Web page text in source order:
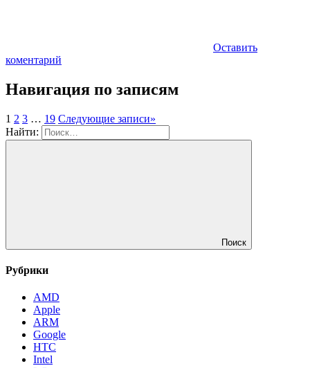
Оставить
коментарий
Навигация по записям
1 2 3 … 19 Следующие записи»
Найти:
Поиск
Рубрики
AMD
Apple
ARM
Google
HTC
Intel